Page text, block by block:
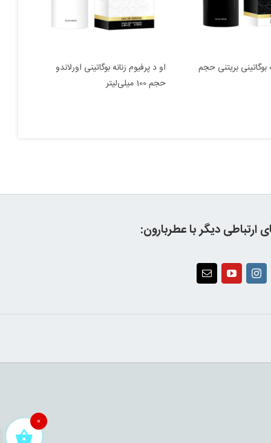
بوگاتینی بریتنی حجم
او د پرفیوم زنانه بوگاتینی اورلاندو
حجم 100 میلی‌لیتر
ارتباطی دیگر با عطربارون:
0